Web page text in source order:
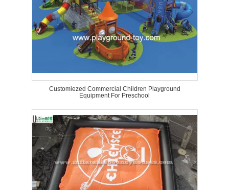
Customiezed Commercial Children Playground
Equipment For Preschool